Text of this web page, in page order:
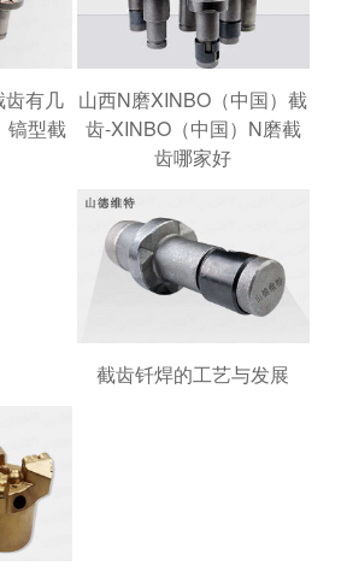
有几
镐型截
山西N磨XINBO（中国）截
齿-XINBO（中国）N磨截
齿哪家好
截齿钎焊的工艺与发展